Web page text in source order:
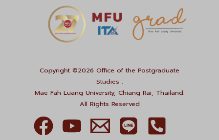
Copyright ©2026 Office of the Postgraduate
Studies :
Mae Fah Luang University, Chiang Rai, Thailand.
All Rights Reserved